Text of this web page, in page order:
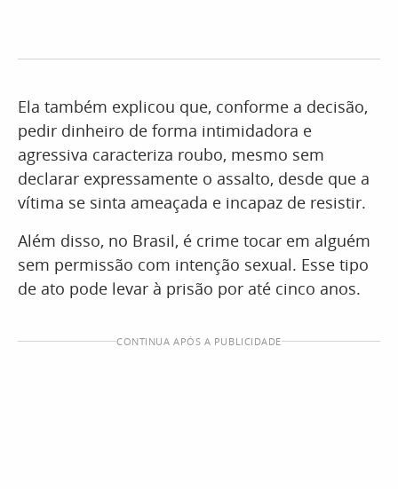
Ela também explicou que, conforme a decisão,
pedir dinheiro de forma intimidadora e
agressiva caracteriza roubo, mesmo sem
declarar expressamente o assalto, desde que a
vítima se sinta ameaçada e incapaz de resistir.
Além disso, no Brasil, é crime tocar em alguém
sem permissão com intenção sexual. Esse tipo
de ato pode levar à prisão por até cinco anos.
CONTINUA APÓS A PUBLICIDADE